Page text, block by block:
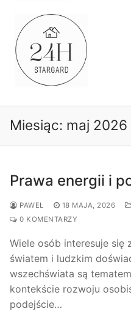
treści
Miesiąc: maj 2026
Prawa energii i
PAWEŁ 18 MAJA, 2026
0 KOMENTARZY
Wiele osób interesuje się
światem i ludzkim
wszechświata są
kontekście rozwoju
podejście…